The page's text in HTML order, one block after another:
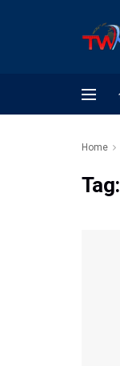
Home
Tag: